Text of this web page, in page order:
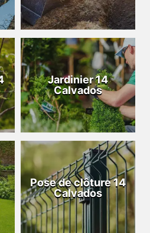
Jardinier 14
Calvados
Pose de clôture 14
Calvados